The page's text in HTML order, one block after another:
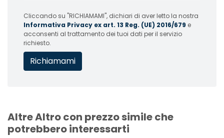
Cliccando su "RICHIAMAMI", dichiari di aver letto la nostra
Informativa Privacy ex art. 13 Reg. (UE) 2016/679 e
acconsenti al trattamento dei tuoi dati per il servizio
richiesto.
Altre Altro con prezzo simile che
potrebbero interessarti